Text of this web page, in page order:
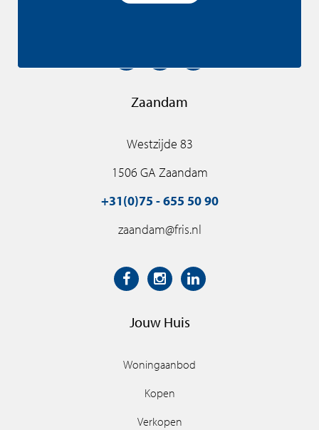
amsterdam@fris.nl
Zaandam
Westzijde 83
1506 GA Zaandam
+31(0)75 - 655 50 90
zaandam@fris.nl
Jouw Huis
Woningaanbod
Kopen
Verkopen